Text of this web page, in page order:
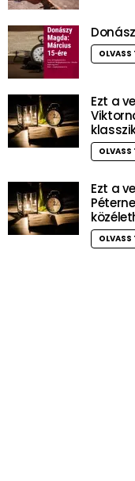
OLVASS
Ezt a
OLVASS
Ezt a
OLVASS